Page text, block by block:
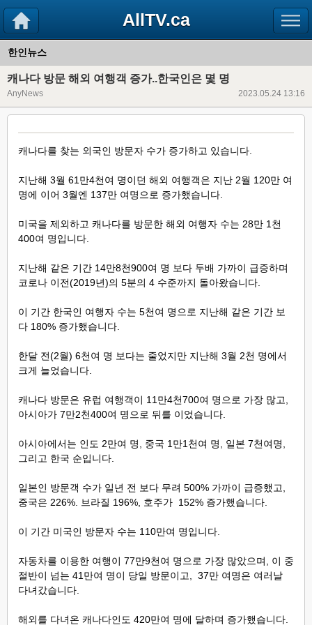
AllTV.ca
한인뉴스
캐나다 방문 해외 여행객 증가..한국인은 몇 명
AnyNews 2023.05.24 13:16
캐나다를 찾는 외국인 방문자 수가 증가하고 있습니다.
지난해 3월 61만4천여 명이던 해외 여행객은 지난 2월 120만 여
명에 이어 3월엔 137만 여명으로 증가했습니다.
미국을 제외하고 캐나다를 방문한 해외 여행자 수는 28만 1천
400여 명입니다.
지난해 같은 기간 14만8천900여 명 보다 두배 가까이 급증하며
코로나 이전(2019년)의 5분의 4 수준까지 돌아왔습니다.
이 기간 한국인 여행자 수는 5천여 명으로 지난해 같은 기간 보
다 180% 증가했습니다.
한달 전(2월) 6천여 명 보다는 줄었지만 지난해 3월 2천 명에서
크게 늘었습니다.
캐나다 방문은 유럽 여행객이 11만4천700여 명으로 가장 많고,
아시아가 7만2천400여 명으로 뒤를 이었습니다.
아시아에서는 인도 2만여 명, 중국 1만1천여 명, 일본 7천여명,
그리고 한국 순입니다.
일본인 방문객 수가 일년 전 보다 무려 500% 가까이 급증했고,
중국은 226%. 브라질 196%, 호주가 152% 증가했습니다.
이 기간 미국인 방문자 수는 110만여 명입니다.
자동차를 이용한 여행이 77만9천여 명으로 가장 많았으며, 이 중
절반이 넘는 41만여 명이 당일 방문이고, 37만 여명은 여러날
다녀갔습니다.
해외를 다녀온 캐나다인도 420만여 명에 달하며 증가했습니다.